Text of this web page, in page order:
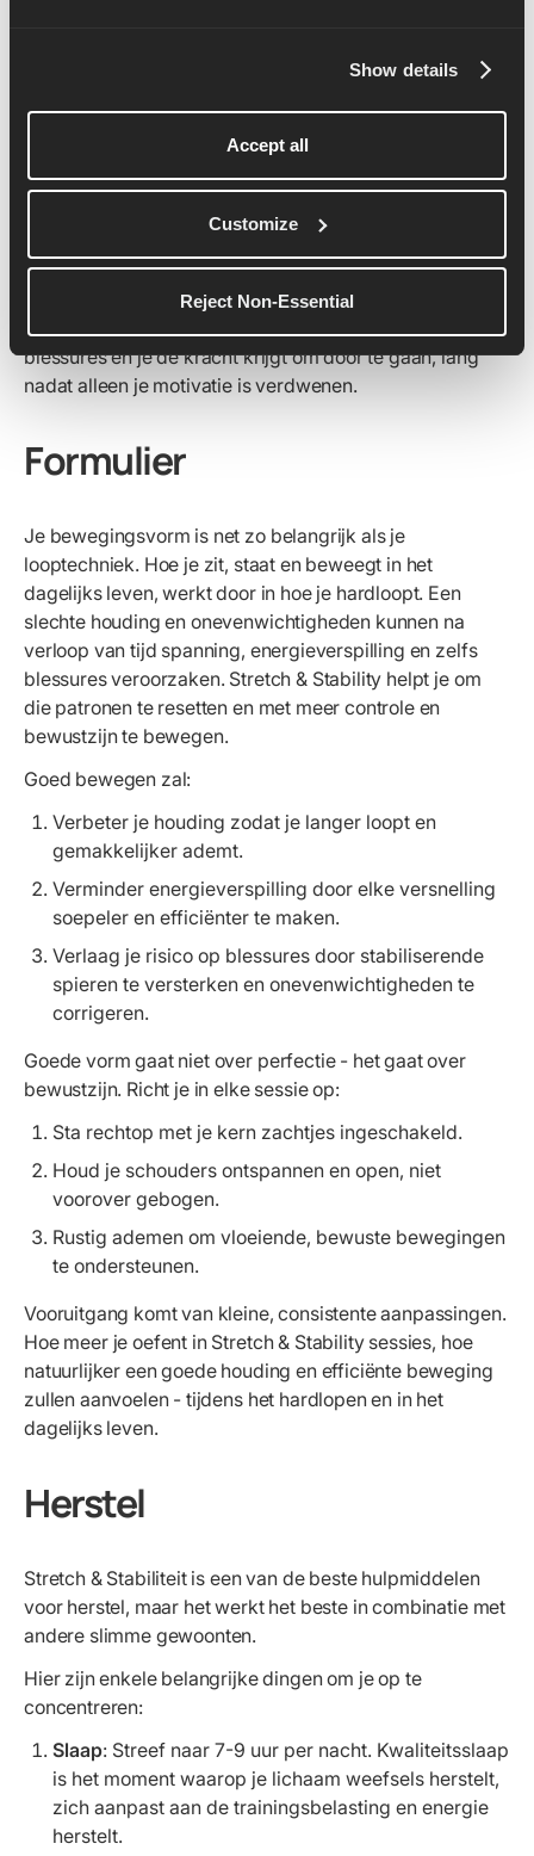
Show details
Accept all
Customize
Reject Non-Essential
Deze sessies gaan niet over het najagen van cijfers of
prestatiecijfers. Ze gaan over luisteren, leren en je
geven die het nodig heeft. Het resultaat
meeneemt en je helpt je kalmte te bewaren wanneer de
Door zowel je lichaam als je geest te trainen, creëert
Stretch & Stability veerkracht die lang meegaat -
waardoor je consistent blijft, je beschermt tegen
blessures en je de kracht krijgt om door te gaan, lang
nadat alleen je motivatie is verdwenen.
Formulier
Je bewegingsvorm is net zo belangrijk als je
looptechniek. Hoe je zit, staat en beweegt in het
dagelijks leven, werkt door in hoe je hardloopt. Een
slechte houding en onevenwichtigheden kunnen na
verloop van tijd spanning, energieverspilling en zelfs
blessures veroorzaken. Stretch & Stability helpt je om
die patronen te resetten en met meer controle en
bewustzijn te bewegen.
Goed bewegen zal:
Verbeter je houding zodat je langer loopt en
gemakkelijker ademt.
Verminder energieverspilling door elke versnelling
soepeler en efficiënter te maken.
Verlaag je risico op blessures door stabiliserende
spieren te versterken en onevenwichtigheden te
corrigeren.
Goede vorm gaat niet over perfectie - het gaat over
bewustzijn. Richt je in elke sessie op:
Sta rechtop met je kern zachtjes ingeschakeld.
Houd je schouders ontspannen en open, niet
voorover gebogen.
Rustig ademen om vloeiende, bewuste bewegingen
te ondersteunen.
Vooruitgang komt van kleine, consistente aanpassingen.
Hoe meer je oefent in Stretch & Stability sessies, hoe
natuurlijker een goede houding en efficiënte beweging
zullen aanvoelen - tijdens het hardlopen en in het
dagelijks leven.
Herstel
Stretch & Stabiliteit is een van de beste hulpmiddelen
voor herstel, maar het werkt het beste in combinatie met
andere slimme gewoonten.
Hier zijn enkele belangrijke dingen om je op te
concentreren:
Slaap: Streef naar 7-9 uur per nacht. Kwaliteitsslaap
is het moment waarop je lichaam weefsels herstelt,
zich aanpast aan de trainingsbelasting en energie
herstelt.